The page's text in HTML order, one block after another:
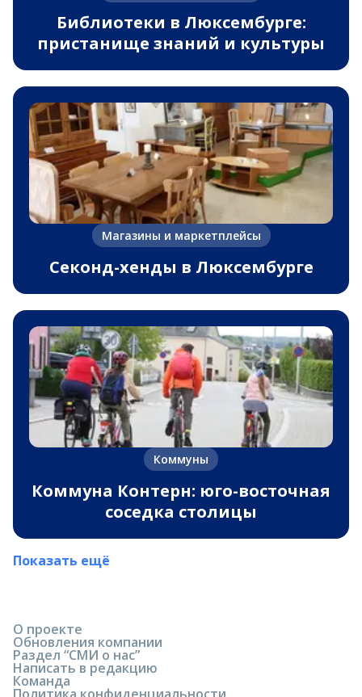
Библиотеки в Люксембурге:
пристанище знаний и культуры
Магазины и маркетплейсы
Секонд-хенды в Люксембурге
Коммуны
Коммуна Контерн: юго-восточная
соседка столицы
Показать ещё
О проекте
Обновления компании
Раздел “СМИ о нас”
Написать в редакцию
Команда